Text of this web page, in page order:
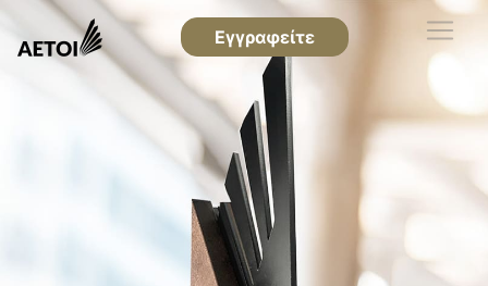
Εγγραφείτε